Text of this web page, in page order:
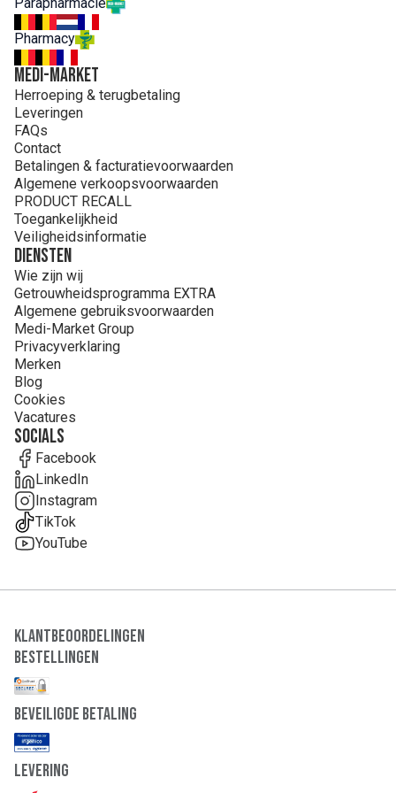
CARBOMER. CETEARYL GLUCOSIDE. GLYCERYL
STEARATE. OENOTHERA BIENNIS (EVENING PRIMROSE)
OIL (OENOTHERA BIENNIS OIL). PEG-1 STEARATE.
POLYACRYLATE-13. POLYISOBUTENE. POLYSORBATE 2.
SODIUM HYDROXIDE. SORBITAN ISOSTEARATE.
TOCOPHEROL. TOCOPHERYL ACETATE
Pharmacy
MEDI-MARKET
Herroeping & terugbetaling
Leveringen
FAQs
Contact
Betalingen & facturatievoorwaarden
Algemene verkoopsvoorwaarden
PRODUCT RECALL
Toegankelijkheid
Veiligheidsinformatie
Diensten
Wie zijn wij
Getrouwheidsprogramma EXTRA
Algemene gebruiksvoorwaarden
Medi-Market Group
Privacyverklaring
Merken
Blog
Cookies
Vacatures
Socials
Facebook
LinkedIn
Instagram
TikTok
YouTube
Klantbeoordelingen
Bestellingen
Beveiligde Betaling
Levering